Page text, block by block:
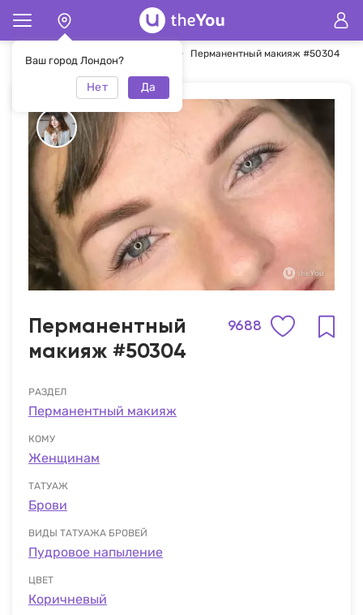
Ваш город Лондон?
Нет Да
Перманентный макияж Перманентный макияж #50304
Перманентный
макияж #50304
9688
РАЗДЕЛ
Перманентный макияж
КОМУ
Женщинам
ТАТУАЖ
Брови
ВИДЫ ТАТУАЖА БРОВЕЙ
Пудровое напыление
ЦВЕТ
Коричневый